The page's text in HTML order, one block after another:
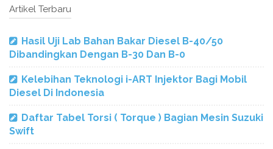
Artikel Terbaru
Hasil Uji Lab Bahan Bakar Diesel B-40/50
Dibandingkan Dengan B-30 Dan B-0
Kelebihan Teknologi i-ART Injektor Bagi Mobil
Diesel Di Indonesia
Daftar Tabel Torsi ( Torque ) Bagian Mesin Suzuki
Swift